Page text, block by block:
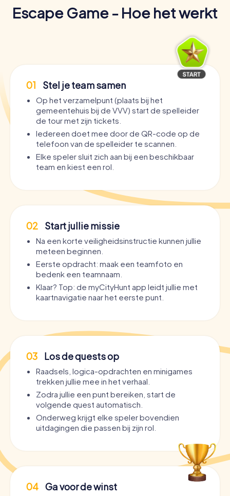
Escape Game - Hoe het werkt
01 Stel je team samen
Op het verzamelpunt (plaats bij het
gemeentehuis bij de VVV) start de spelleider
de tour met zijn tickets.
Iedereen doet mee door de QR-code op de
telefoon van de spelleider te scannen.
Elke speler sluit zich aan bij een beschikbaar
team en kiest een rol.
02 Start jullie missie
Na een korte veiligheidsinstructie kunnen jullie
meteen beginnen.
Eerste opdracht: maak een teamfoto en
bedenk een teamnaam.
Klaar? Top: de myCityHunt app leidt jullie met
kaartnavigatie naar het eerste punt.
03 Los de quests op
Raadsels, logica-opdrachten en minigames
trekken jullie mee in het verhaal.
Zodra jullie een punt bereiken, start de
volgende quest automatisch.
Onderweg krijgt elke speler bovendien
uitdagingen die passen bij zijn rol.
04 Ga voor de winst